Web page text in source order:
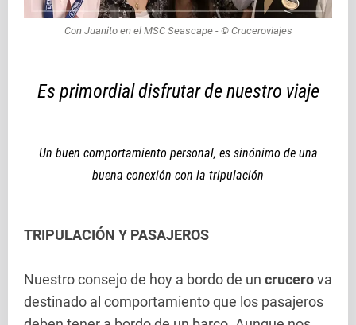
Con Juanito en el MSC Seascape - © Cruceroviajes
Es primordial disfrutar de nuestro viaje
Un buen comportamiento personal, es sinónimo de una
buena conexión con la tripulación
TRIPULACIÓN Y PASAJEROS
Nuestro consejo de hoy a bordo de un crucerova
destinado al comportamiento que los pasajeros